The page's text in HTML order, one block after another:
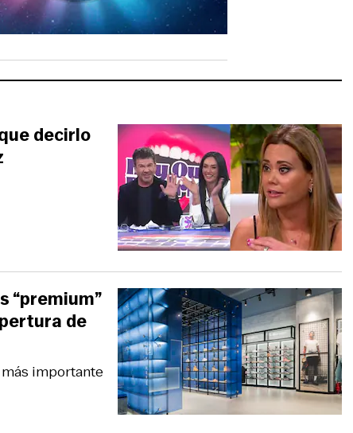
decirlo
importante
“premium”
de